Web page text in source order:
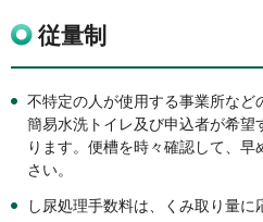
従量制
不特定の人が使用する事業所など
簡易水洗トイレ及び申込者が希望
ります。便槽を時々確認して、
さい。
し尿処理手数料は、くみ取り量に